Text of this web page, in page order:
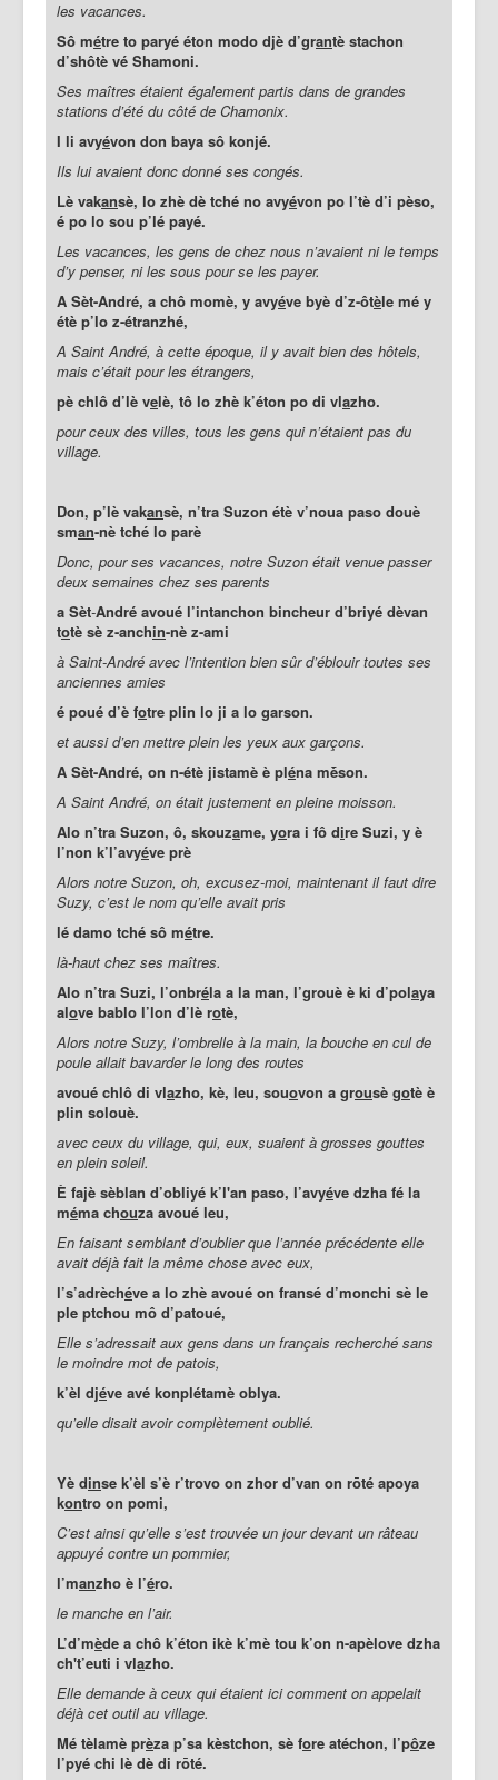
les vacances.
Sô métre to paryé éton modo djè d’grantè stachon
d’shôtè vé Shamoni.
Ses maîtres étaient également partis dans de grandes
stations d’été du côté de Chamonix.
I li avyévon don baya sô konjé.
Ils lui avaient donc donné ses congés.
Lè vakansè, lo zhè dè tché no avyévon po l’tè d’i pèso,
é po lo sou p’lé payé.
Les vacances, les gens de chez nous n’avaient ni le temps
d’y penser, ni les sous pour se les payer.
A Sèt-André, a chô momè, y avyéve byè d’z-ôtèle mé y
étè p’lo z-étranzhé,
A Saint André, à cette époque, il y avait bien des hôtels,
mais c’était pour les étrangers,
pè chlô d’lè velè, tô lo zhè k’éton po di vlazho.
pour ceux des villes, tous les gens qui n’étaient pas du
village.
Don, p’lè vakansè, n’tra Suzon étè v’noua paso douè
sman-nè tché lo parè
Donc, pour ses vacances, notre Suzon était venue passer
deux semaines chez ses parents
a Sèt-André avoué l’intanchon bincheur d’briyé dèvan
totè sè z-anchin-nè z-ami
à Saint-André avec l’intention bien sûr d’éblouir toutes ses
anciennes amies
é poué d’è fotre plin lo ji a lo garson.
et aussi d’en mettre plein les yeux aux garçons.
A Sèt-André, on n-étè jistamè è pléna mḕson.
A Saint André, on était justement en pleine moisson.
Alo n’tra Suzon, ô, skouzame, yora i fô dire Suzi, y è
l’non k’l’avyéve prè
Alors notre Suzon, oh, excusez-moi, maintenant il faut dire
Suzy, c’est le nom qu’elle avait pris
lé damo tché sô métre.
là-haut chez ses maîtres.
Alo n’tra Suzi, l’onbréla a la man, l’grouè è ki d’polaya
alove bablo l’lon d’lè rotè,
Alors notre Suzy, l’ombrelle à la main, la bouche en cul de
poule allait bavarder le long des routes
avoué chlô di vlazho, kè, leu, souovon a grousè gotè è
plin solouè.
avec ceux du village, qui, eux, suaient à grosses gouttes
en plein soleil.
È fajè sèblan d’obliyé k’l'an paso, l’avyéve dzha fé la
méma chouza avoué leu,
En faisant semblant d’oublier que l’année précédente elle
avait déjà fait la même chose avec eux,
l’s’adrèchéve a lo zhè avoué on fransé d’monchi sè le
ple ptchou mô d’patoué,
Elle s’adressait aux gens dans un français recherché sans
le moindre mot de patois,
k’èl djéve avé konplétamè oblya.
qu’elle disait avoir complètement oublié.
Yè dinse k’èl s’è r’trovo on zhor d’van on rōté apoya
kontro on pomi,
C’est ainsi qu’elle s’est trouvée un jour devant un râteau
appuyé contre un pommier,
l’manzho è l’éro.
le manche en l’air.
L’d’mède a chô k’éton ikè k’mè tou k’on n-apèlove dzha
ch't’euti i vlazho.
Elle demande à ceux qui étaient ici comment on appelait
déjà cet outil au village.
Mé tèlamè prèza p’sa kèstchon, sè fore atéchon, l’pôze
l’pyé chi lè dè di rōté.